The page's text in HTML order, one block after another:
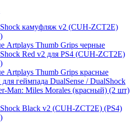
камуфляж v2 (CUH-ZCT2E)
Artplays Thumb Grips черные
Red v2 для PS4 (CUH-ZCT2E)
Artplays Thumb Grips красные
геймпада DualSense / DualShock
Man: Miles Morales (красный) (2 шт)
Black v2 (CUH-ZCT2E) (PS4)